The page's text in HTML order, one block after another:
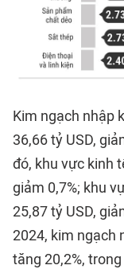
Kim ngạch nhập
36,66 tỷ USD,
đó, khu vực kinh
giảm 0,7%; khu
25,87 tỷ USD,
2024, kim ngạch
tăng 20,2%,